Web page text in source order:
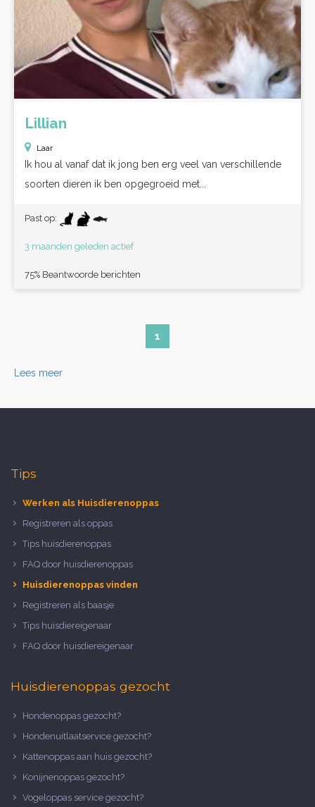
Lillian
Laar
Ik hou al vanaf dat ik jong ben erg veel van verschillende
soorten dieren ik ben opgegroeid met...
Past op:
3 maanden geleden actief
75% Beantwoorde berichten
1
Lees meer
Tips
Werken als Huisdierenoppas
Registreren als oppas
Tips huisdierenoppas
FAQ door huisdierenoppas
Huisdierenoppas vinden
Registreren als baasje
Tips huisdiereigenaar
FAQ door huisdiereigenaar
Huisdierenoppas gezocht
Hondenoppas gezocht?
Hondenuitlaatservice gezocht?
Kattenoppas aan huis gezocht?
Konijnenoppas gezocht?
Vogeloppas service gezocht?